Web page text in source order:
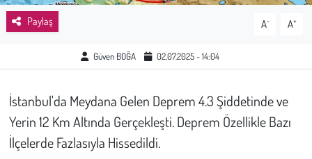
Paylaş A- A+
Güven BOĞA 02.07.2025 - 14:04
İstanbul'da Meydana Gelen Deprem 4.3 Şiddetinde ve
Yerin 12 Km Altında Gerçekleşti. Deprem Özellikle Bazı
İlçelerde Fazlasıyla Hissedildi.
Çocuk
İnsan Hakları
Hayvan Hakları